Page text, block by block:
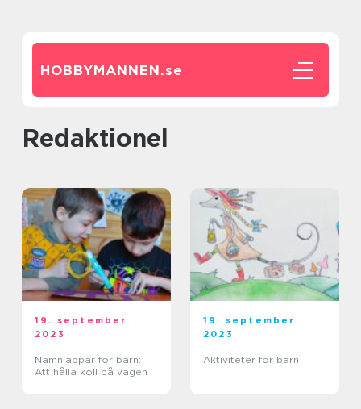
HOBBYMANNEN.se
redaktionel
19. september
2023
Namnlappar för barn:
Att hålla koll på vägen
19. september
2023
Aktiviteter för barn